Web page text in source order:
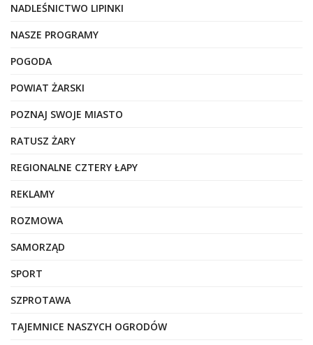
NADLEŚNICTWO LIPINKI
NASZE PROGRAMY
POGODA
POWIAT ŻARSKI
POZNAJ SWOJE MIASTO
RATUSZ ŻARY
REGIONALNE CZTERY ŁAPY
REKLAMY
ROZMOWA
SAMORZĄD
SPORT
SZPROTAWA
TAJEMNICE NASZYCH OGRODÓW